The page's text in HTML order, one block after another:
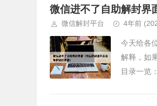
微信进不了自助解封界
微信解封平台 4年前
今天给各
解释，如
目录一览